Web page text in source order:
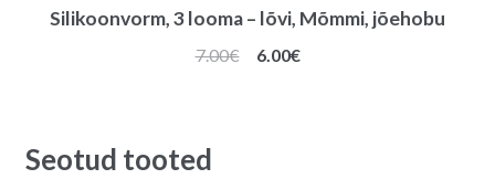
Silikoonvorm, 3 looma – lõvi, Mõmmi, jõehobu
7.00€
Algne
6.00€Praegune
Seotud tooted